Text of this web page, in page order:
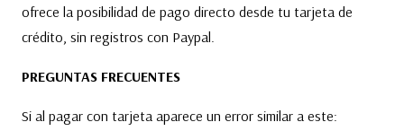
ofrece la posibilidad de pago directo desde tu tarjeta de
crédito, sin registros con Paypal.
PREGUNTAS FRECUENTES
Si al pagar con tarjeta aparece un error similar a este: